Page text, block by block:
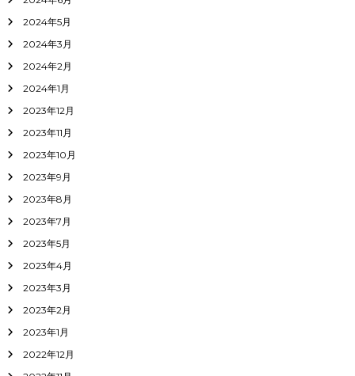
2024年5月
2024年3月
2024年2月
2024年1月
2023年12月
2023年11月
2023年10月
2023年9月
2023年8月
2023年7月
2023年5月
2023年4月
2023年3月
2023年2月
2023年1月
2022年12月